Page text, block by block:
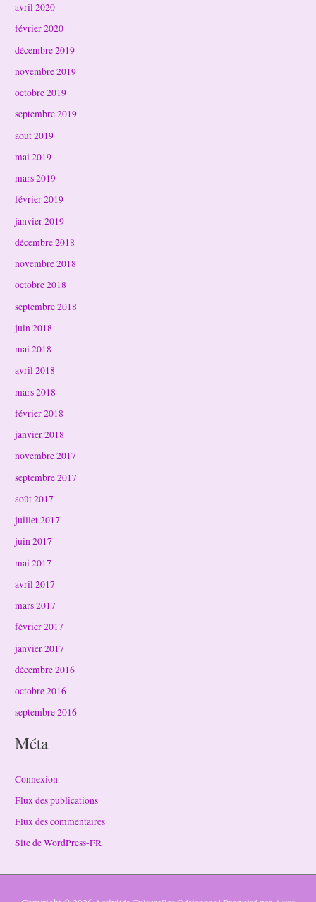
avril 2020
février 2020
décembre 2019
novembre 2019
octobre 2019
septembre 2019
août 2019
mai 2019
mars 2019
février 2019
janvier 2019
décembre 2018
novembre 2018
octobre 2018
septembre 2018
juin 2018
mai 2018
avril 2018
mars 2018
février 2018
janvier 2018
novembre 2017
septembre 2017
août 2017
juillet 2017
juin 2017
mai 2017
avril 2017
mars 2017
février 2017
janvier 2017
décembre 2016
octobre 2016
septembre 2016
Méta
Connexion
Flux des publications
Flux des commentaires
Site de WordPress-FR